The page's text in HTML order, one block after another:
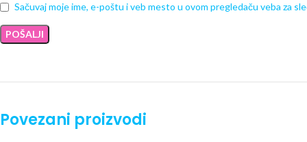
Sačuvaj moje ime, e-poštu i veb mesto u ovom pregledaču veba za
Povezani proizvodi